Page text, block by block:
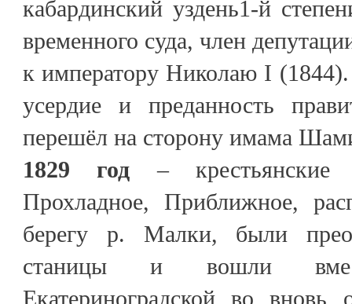
кабардинский уздень1-й
временного суда, член
к императору Николаю I
усердие и преданность
перешёл на сторону имама
1829 год – крестьянские
Прохладное, Приближное,
берегу р. Малки, были
станицы и вошли
Екатериноградской во вновь